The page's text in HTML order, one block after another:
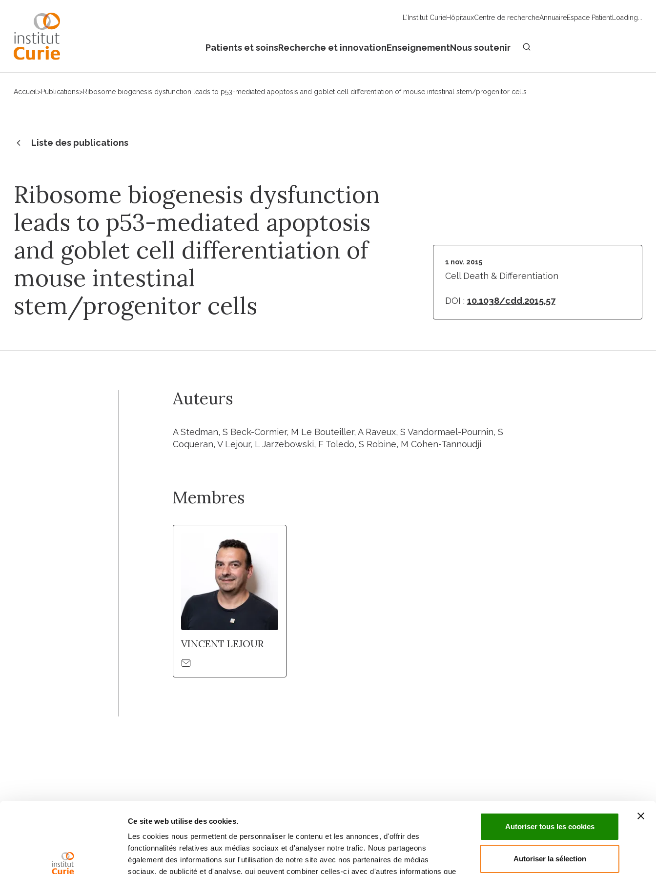
Ce site web utilise des cookies.
Les cookies nous permettent de personnaliser le contenu et les annonces, d'offrir des
fonctionnalités relatives aux médias sociaux et d'analyser notre trafic. Nous partageons
également des informations sur l'utilisation de notre site avec nos partenaires de médias
sociaux, de publicité et d'analyse, qui peuvent combiner celles-ci avec d'autres informations que
Autoriser tous les cookies
Autoriser la sélection
L'Institut CurieHôpitauxCentre de rechercheAnnuaireEspace PatientLoading...
Patients et soinsRecherche et innovationEnseignementNous soutenir
Accueil >Publications>Ribosome biogenesis dysfunction leads to p53-mediated apoptosis and goblet cell differentiation of mouse intestinal stem/progenitor cells
Liste des publications
Ribosome biogenesis dysfunction
leads to p53-mediated apoptosis
and goblet cell differentiation of
mouse intestinal
stem/progenitor cells
1 nov. 2015
Cell Death & Differentiation
DOI : 10.1038/cdd.2015.57
Auteurs
A Stedman, S Beck-Cormier, M Le Bouteiller, A Raveux, S Vandormael-Pournin, S
Coqueran, V Lejour, L Jarzebowski, F Toledo, S Robine, M Cohen-Tannoudji
Membres
VINCENT LEJOUR
Inscrivez-vous à la newsletter